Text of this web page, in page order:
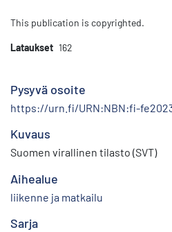
This publication is copyrighted.
Lataukset 162
Pysyvä osoite
https://urn.fi/URN:NBN:fi-
Kuvaus
Suomen virallinen tilasto (SVT)
Aihealue
liikenne ja matkailu
Sarja